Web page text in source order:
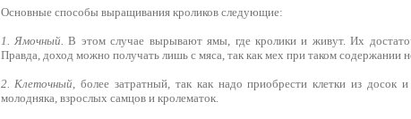
Основные способы выращивания кроликов следующие:
1. Ямочный. В этом случае вырывают ямы, где кролики и живут. Их
Правда, доход можно получать лишь с мяса, так как мех при таком содержании
2. Клеточный, более затратный, так как надо приобрести клетки из досок
молодняка, взрослых самцов и кролематок.